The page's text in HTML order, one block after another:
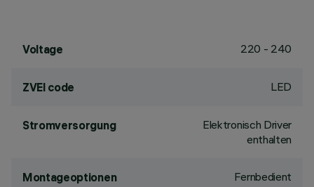
Voltage 220 - 240
ZVEI code LED
Stromversorgung
Elektronisch Driver
enthalten
Montageoptionen Fernbedient